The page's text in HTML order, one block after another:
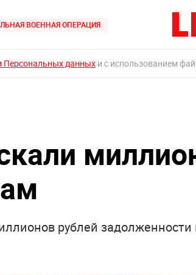
ВОЕННАЯ ОПЕРАЦИЯ
Персональных данных и с использованием
рублей задолженности